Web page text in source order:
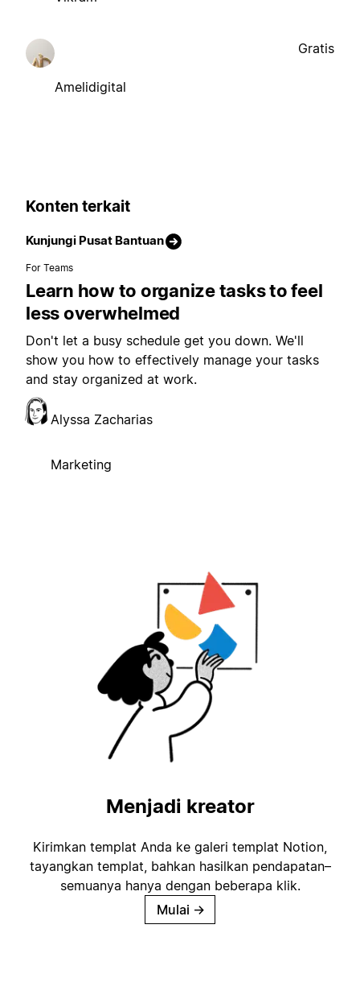
Amelidigital
Gratis
Konten terkait
Kunjungi Pusat Bantuan
For Teams
Learn how to organize tasks to feel
less overwhelmed
Don't let a busy schedule get you down. We'll
show you how to effectively manage your tasks
and stay organized at work.
Alyssa Zacharias
Marketing
Menjadi kreator
Kirimkan templat Anda ke galeri templat Notion,
tayangkan templat, bahkan hasilkan pendapatan–
semuanya hanya dengan beberapa klik.
Mulai →